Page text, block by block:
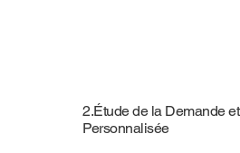
2.Étude de la Demande
Personnalisée